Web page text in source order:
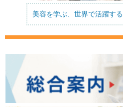
美容を学ぶ、世界で活躍する